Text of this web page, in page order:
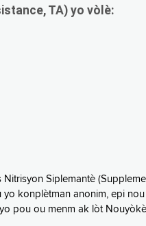
TA) yo vòlè:
Siplemantè
yo konplètman anonim, epi
pou ou menm ak lòt